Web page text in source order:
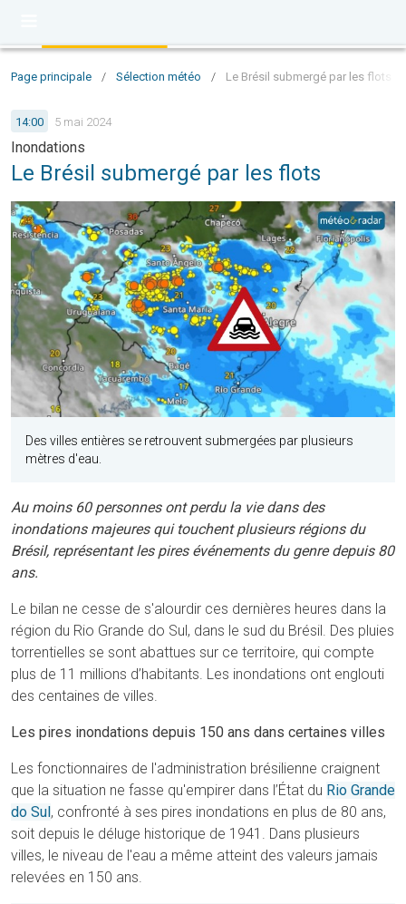
Page principale / Sélection météo / Le Brésil submergé par les flots
14:00 5 mai 2024
Inondations
Le Brésil submergé par les flots
Des villes entières se retrouvent submergées par plusieurs
mètres d'eau.
Au moins 60 personnes ont perdu la vie dans des
inondations majeures qui touchent plusieurs régions du
Brésil, représentant les pires événements du genre depuis 80
ans.
Le bilan ne cesse de s'alourdir ces dernières heures dans la
région du Rio Grande do Sul, dans le sud du Brésil. Des pluies
torrentielles se sont abattues sur ce territoire, qui compte
plus de 11 millions d’habitants. Les inondations ont englouti
des centaines de villes.
Les pires inondations depuis 150 ans dans certaines villes
Les fonctionnaires de l'administration brésilienne craignent
que la situation ne fasse qu'empirer dans l’État du Rio Grande
do Sul , confronté à ses pires inondations en plus de 80 ans,
soit depuis le déluge historique de 1941. Dans plusieurs
villes, le niveau de l'eau a même atteint des valeurs jamais
relevées en 150 ans.